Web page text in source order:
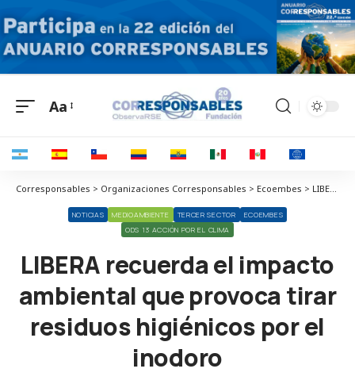
Aa
Corresponsables > Organizaciones Corresponsables > Ecoembes > LIBERA recuerda el impacto ambiental que provoca tirar residuos higiénicos por el inodoro
NOTICIAS MEDIOAMBIENTE TERCER SECTOR
ECOEMBES
ODS 13 ACCIÓN POR EL CLIMA
LIBERA recuerda el impacto
ambiental que provoca tirar
residuos higiénicos por el
inodoro